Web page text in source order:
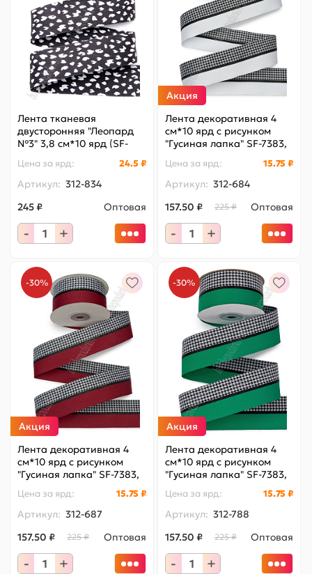
Лента тканевая
двусторонняя "Леопард
№3" 3,8 см*10 ярд (SF-
Цена за ярд: 24.5 ₽
Артикул: 312-834
245 ₽
Оптовая
- +
Акция
Лента декоративная 4
см*10 ярд с рисунком
"Гусиная лапка" SF-7383,
Цена за ярд: 15.75 ₽
Артикул: 312-684
157.50 ₽
225 ₽ Оптовая
- +
-30%
Акция
Лента декоративная 4
см*10 ярд с рисунком
"Гусиная лапка" SF-7383,
Цена за ярд: 15.75 ₽
Артикул: 312-687
157.50 ₽
225 ₽ Оптовая
- +
-30%
Акция
Лента декоративная 4
см*10 ярд с рисунком
"Гусиная лапка" SF-7383,
Цена за ярд: 15.75 ₽
Артикул: 312-788
157.50 ₽
225 ₽ Оптовая
- +